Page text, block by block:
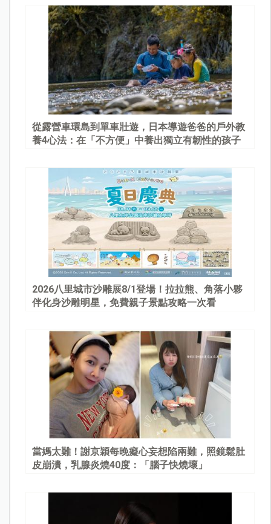
從露營車環島到單車壯遊，日本導遊爸爸的戶外教
養4心法：在「不方便」中養出獨立有韌性的孩子
2026八里城市沙雕展8/1登場！拉拉熊、角落小夥
伴化身沙雕明星，免費親子景點攻略一次看
當媽太難！謝京穎每晚癡心妄想陷兩難，照鏡鬆肚
皮崩潰，乳腺炎燒40度：「腦子快燒壞」